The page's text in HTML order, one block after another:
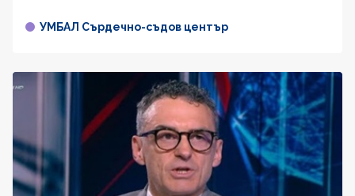
УМБАЛ Сърдечно-съдов център